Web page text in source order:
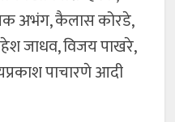
अभंग, कैलास कोरडे,
जाधव, विजय पाखरे,
पाचारणे आदी